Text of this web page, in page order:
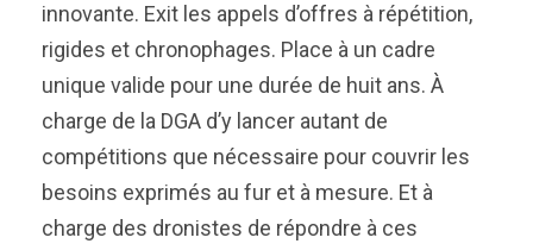
innovante. Exit les appels d’offres à répétition,
rigides et chronophages. Place à un cadre
unique valide pour une durée de huit ans. À
charge de la DGA d’y lancer autant de
compétitions que nécessaire pour couvrir les
besoins exprimés au fur et à mesure. Et à
charge des dronistes de répondre à ces